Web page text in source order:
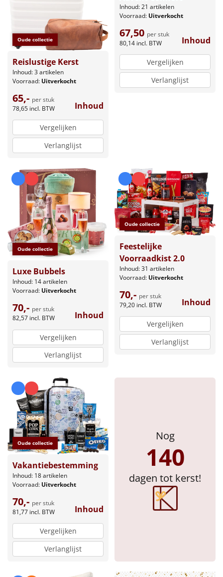
Oude collectie
Reislustige Kerst
Inhoud: 3 artikelen
Voorraad: Uitverkocht
65,- per stuk
78,65 incl. BTW Inhoud
Vergelijken
Verlanglijst
Inhoud: 21 artikelen
Voorraad: Uitverkocht
67,50 per stuk
80,14 incl. BTW Inhoud
Vergelijken
Verlanglijst
Oude collectie
Luxe Bubbels
Inhoud: 14 artikelen
Voorraad: Uitverkocht
70,- per stuk
82,57 incl. BTW Inhoud
Vergelijken
Verlanglijst
Oude collectie
Feestelijke
Voorraadkist 2.0
Inhoud: 31 artikelen
Voorraad: Uitverkocht
70,- per stuk
79,20 incl. BTW Inhoud
Vergelijken
Verlanglijst
Oude collectie
Vakantiebestemming
Inhoud: 18 artikelen
Voorraad: Uitverkocht
70,- per stuk
81,77 incl. BTW Inhoud
Vergelijken
Verlanglijst
Nog
140
dagen tot kerst!